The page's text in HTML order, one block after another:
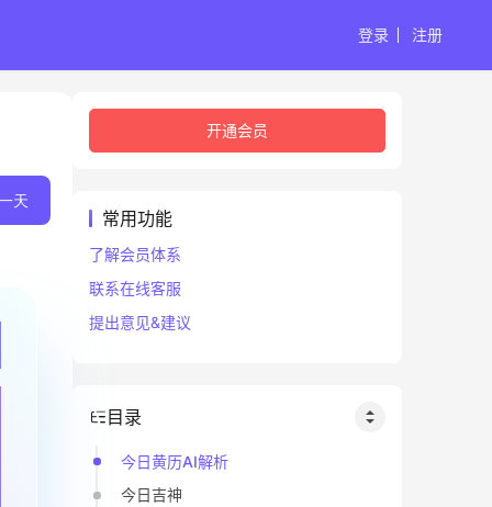
登录 注册
天
开通会员
常用功能
了解会员体系
联系在线客服
提出意见&建议
目录
今日黄历AI解析
今日吉神